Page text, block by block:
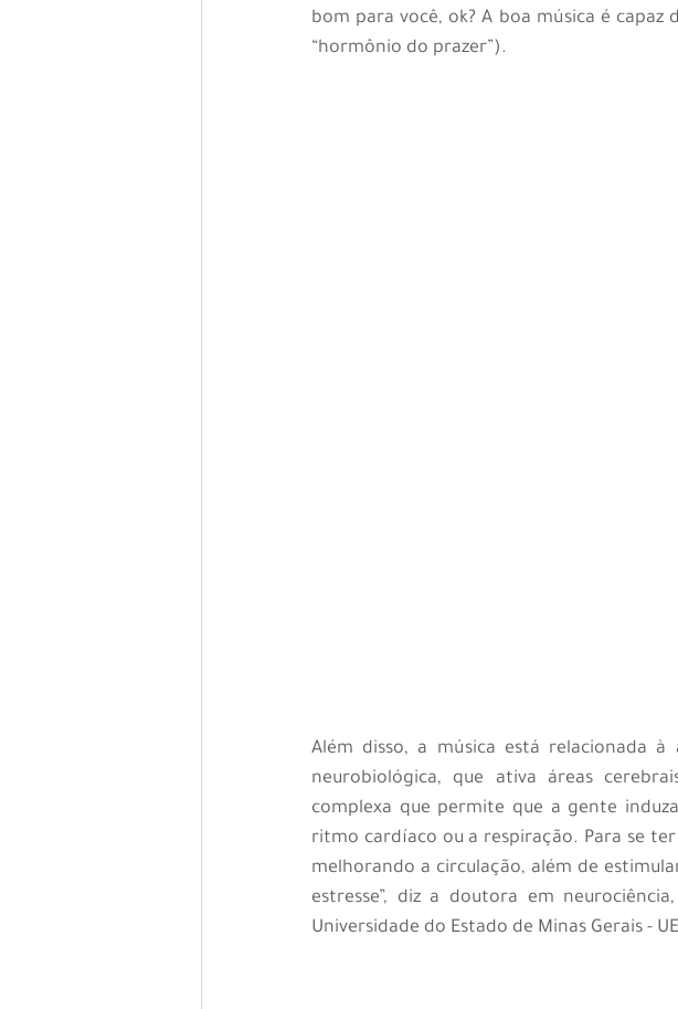
bom para você, ok? A boa música é
“hormônio do prazer”).
Além disso, a música está relacionada à
neurobiológica, que ativa áreas
complexa que permite que a gente
ritmo cardíaco ou a respiração. Para se
melhorando a circulação, além de
estresse”, diz a doutora em
Universidade do Estado de Minas Gerais -